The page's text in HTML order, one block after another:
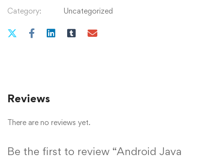
Category: Uncategorized
Reviews
There are no reviews yet.
Be the first to review “Android Java